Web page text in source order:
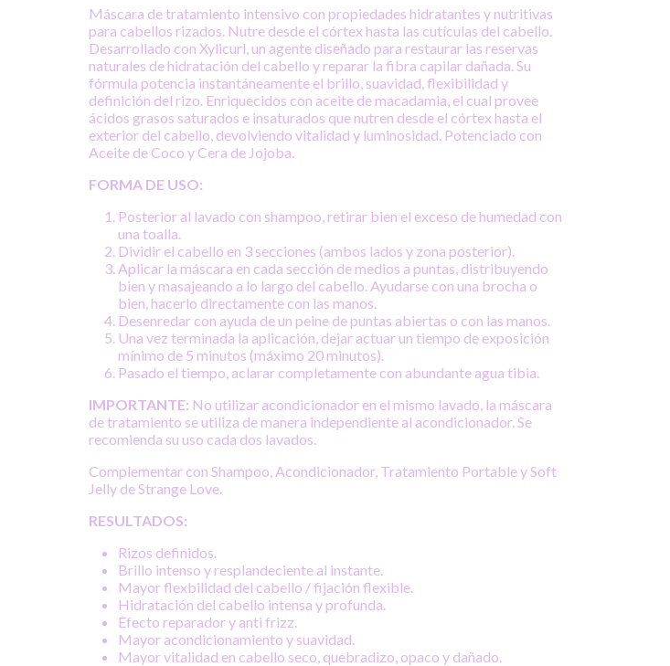
Máscara de tratamiento intensivo con propiedades hidratantes y nutritivas
para cabellos rizados. Nutre desde el córtex hasta las cutículas del cabello.
Desarrollado con Xylicurl, un agente diseñado para restaurar las reservas
naturales de hidratación del cabello y reparar la fibra capilar dañada. Su
fórmula potencia instantáneamente el brillo, suavidad, flexibilidad y
definición del rizo. Enriquecidos con aceite de macadamia, el cual provee
ácidos grasos saturados e insaturados que nutren desde el córtex hasta el
exterior del cabello, devolviendo vitalidad y luminosidad. Potenciado con
Aceite de Coco y Cera de Jojoba.
FORMA DE USO:
Posterior al lavado con shampoo, retirar bien el exceso de humedad con
una toalla.
Dividir el cabello en 3 secciones (ambos lados y zona posterior).
Aplicar la máscara en cada sección de medios a puntas, distribuyendo
bien y masajeando a lo largo del cabello. Ayudarse con una brocha o
bien, hacerlo directamente con las manos.
Desenredar con ayuda de un peine de puntas abiertas o con las manos.
Una vez terminada la aplicación, dejar actuar un tiempo de exposición
mínimo de 5 minutos (máximo 20 minutos).
Pasado el tiempo, aclarar completamente con abundante agua tibia.
IMPORTANTE: No utilizar acondicionador en el mismo lavado, la máscara
de tratamiento se utiliza de manera independiente al acondicionador. Se
recomienda su uso cada dos lavados.
Complementar con Shampoo, Acondicionador, Tratamiento Portable y Soft
Jelly de Strange Love.
RESULTADOS:
Rizos definidos.
Brillo intenso y resplandeciente al instante.
Mayor flexbilidad del cabello / fijación flexible.
Hidratación del cabello intensa y profunda.
Efecto reparador y anti frizz.
Mayor acondicionamiento y suavidad.
Mayor vitalidad en cabello seco, quebradizo, opaco y dañado.